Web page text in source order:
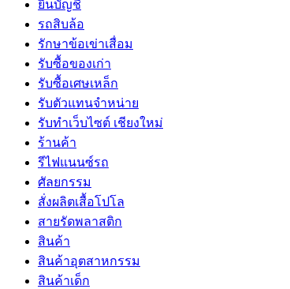
ยื่นบัญชี
รถสิบล้อ
รักษาข้อเข่าเสื่อม
รับซื้อของเก่า
รับซื้อเศษเหล็ก
รับตัวแทนจำหน่าย
รับทำเว็บไซต์ เชียงใหม่
ร้านค้า
รีไฟแนนซ์รถ
ศัลยกรรม
สั่งผลิตเสื้อโปโล
สายรัดพลาสติก
สินค้า
สินค้าอุตสาหกรรม
สินค้าเด็ก